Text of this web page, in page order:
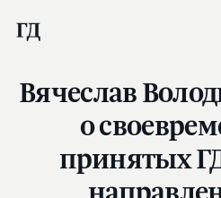
Вячеслав
о
принятых